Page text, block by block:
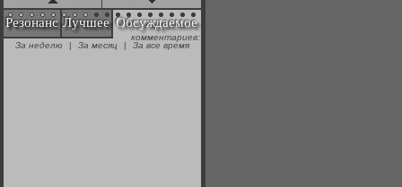
"Аркадий Коц" на
эгалите-фесте "Не
Резонанс Лучшее Обсуждаемое
комментариев:
За неделю
| За месяц | За все время